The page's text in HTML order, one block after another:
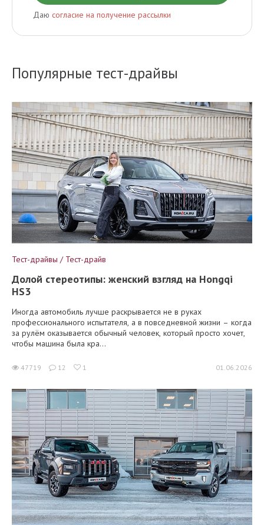
Даю согласие на получение рассылки
Популярные тест-драйвы
Тест-драйвы / Тест-драйв
Долой стереотипы: женский взгляд на Hongqi
HS3
Иногда автомобиль лучше раскрывается не в руках
профессионального испытателя, а в повседневной жизни – когда
за рулём оказывается обычный человек, который просто хочет,
чтобы машина была кра...
47719 12 1 01.06.2026